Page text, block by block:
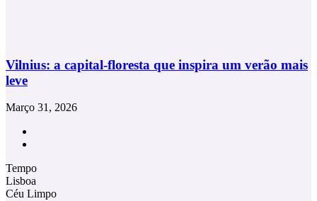
Vilnius: a capital-floresta que inspira um verão mais
leve
Março 31, 2026
Tempo
Lisboa
Céu Limpo